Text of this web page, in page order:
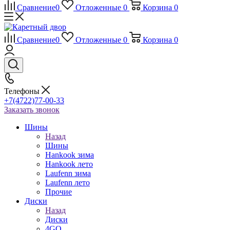
Сравнение0 Отложенные 0 Корзина 0
Сравнение0 Отложенные 0 Корзина 0
Телефоны
+7(4722)77-00-33
Заказать звонок
Шины
Назад
Шины
Hankook зима
Hankook лето
Laufenn зима
Laufenn лето
Прочие
Диски
Назад
Диски